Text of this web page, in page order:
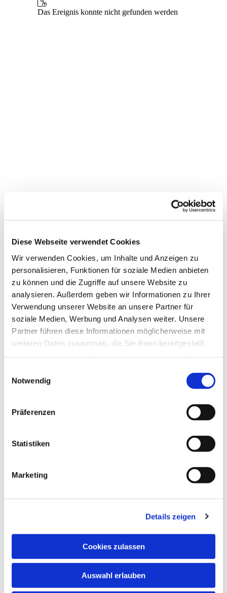
Diese Webseite verwendet Cookies
Wir verwenden Cookies, um Inhalte und Anzeigen zu
personalisieren, Funktionen für soziale Medien anbieten
zu können und die Zugriffe auf unsere Website zu
analysieren. Außerdem geben wir Informationen zu Ihrer
Verwendung unserer Website an unsere Partner für
soziale Medien, Werbung und Analysen weiter. Unsere
Partner führen diese Informationen möglicherweise mit
weiteren Daten zusammen, die Sie ihnen bereitgestellt
Notwendig
Präferenzen
Statistiken
Marketing
Details zeigen
Cookies zulassen
Auswahl erlauben
Dies könnte Sie auch
interessieren
EVANGELISCHE
GESAMTKIRCHENGEMEINDE DER
MAINPERLEN